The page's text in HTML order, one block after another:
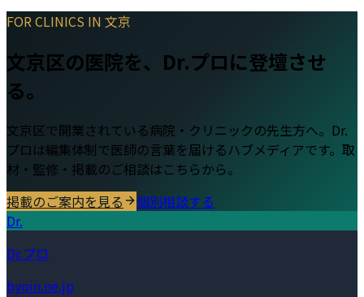
FOR CLINICS IN 文京
文京区の医院を、Dr.プロに登壇させ
る。
文京区で開業されている病院・クリニックの先生方へ。Dr.
プロは編集体制で医師の言葉を届けるハブメディアです。取
材・監修・掲載のご相談はこちらから。
掲載のご案内を見る
個別相談する
Dr.
Dr.プロ
byoin.ne.jp